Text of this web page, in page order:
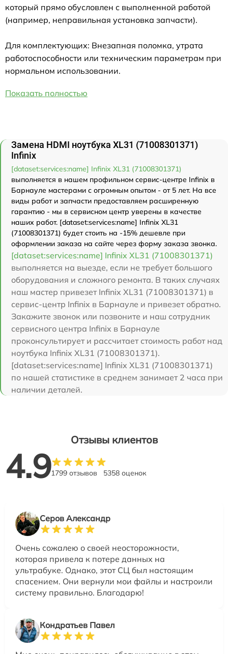
который прямо обусловлен с выполненной работой
(например, неправильная установка запчасти).
Для комплектующих: Внезапная поломка, утрата
работоспособности или техническим параметрам при
нормальном использовании.
Показать полностью
Замена HDMI ноутбука XL31 (71008301371)
Infinix
[dataset:services:name] Infinix XL31 (71008301371)
выполняется в нашем профильном сервис-центре Infinix в
Барнауле мастерами с огромным опытом - от 5 лет. На все
виды работ и запчасти предоставляем расширенную
гарантию - мы в сервисном центр уверены в качестве
наших работ. [dataset:services:name] Infinix XL31
(71008301371) будет стоить на -15% дешевле при
оформлении заказа на сайте через форму заказа звонка.
[dataset:services:name] Infinix XL31 (71008301371)
выполняется на выезде, если не требует большого
оборудования и сложного ремонта. В таких случаях
наш мастер привезет Infinix XL31 (71008301371) в
сервис-центр Infinix в Барнауле и привезет обратно.
Закажите звонок или позвоните и наш сотрудник
сервисного центра Infinix в Барнауле
проконсультирует и рассчитает стоимость работ над
ноутбука Infinix XL31 (71008301371).
[dataset:services:name] Infinix XL31 (71008301371)
по нашей статистике в среднем занимает 2 часа при
наличии деталей.
Отзывы клиентов
4.91799 отзывов 5358 оценок
Серов Александр
Очень сожалею о своей неосторожности,
которая привела к потере данных на
ультрабуке. Однако, этот СЦ был настоящим
спасением. Они вернули мои файлы и настроили
систему правильно. Благодарю!
Кондратьев Павел